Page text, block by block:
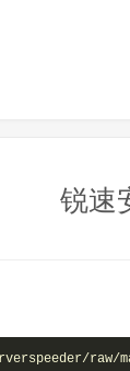
锐速
raw/